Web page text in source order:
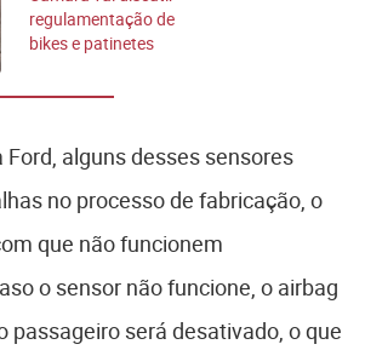
regulamentação de
bikes e patinetes
Ford, alguns desses sensores
no processo de fabricação, o
que não funcionem
o sensor não funcione, o airbag
passageiro será desativado, o que